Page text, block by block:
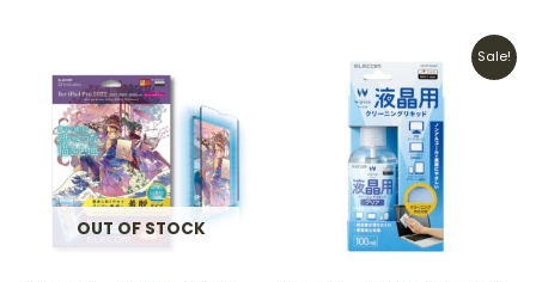
OUT OF STOCK
Sale!
price
was:
HKD$150.
Current
price
is:
HKD$128.